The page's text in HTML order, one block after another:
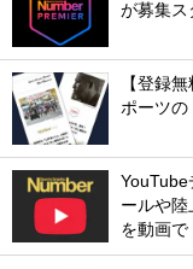
が募集ス
【登録
ポーツの
ールや
を動画で